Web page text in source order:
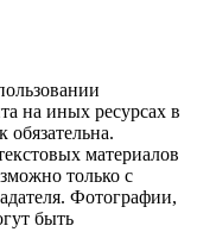
на иных ресурсах в
обязательна.
материалов
только с
Фотографии,
быть